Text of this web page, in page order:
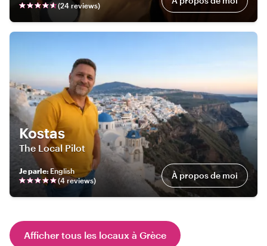
(24 reviews)
Kostas
The Local Pilot
Je parle: English
(4 reviews) À propos de moi
Afficher tous les locaux à Grèce